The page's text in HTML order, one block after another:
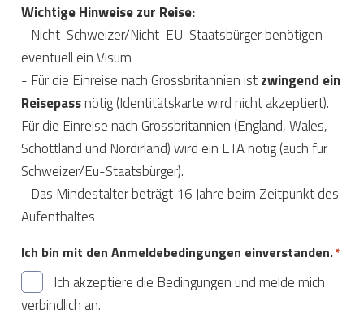
Wichtige Hinweise zur Reise:
- Nicht-Schweizer/Nicht-EU-Staatsbürger benötigen
eventuell ein Visum
- Für die Einreise nach Grossbritannien istzwingend ein
Reisepassnötig (Identitätskarte wird nicht akzeptiert).
Für die Einreise nach Grossbritannien (England, Wales,
Schottland und Nordirland) wird ein ETA nötig (auch für
Schweizer/Eu-Staatsbürger).
- Das Mindestalter beträgt 16 Jahre beim Zeitpunkt des
Aufenthaltes
Ich bin mit den Anmeldebedingungen einverstanden.*
Ich akzeptiere die Bedingungen und melde mich
verbindlich an.